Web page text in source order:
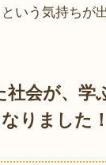
いう気持ちが
社会が、学
りました